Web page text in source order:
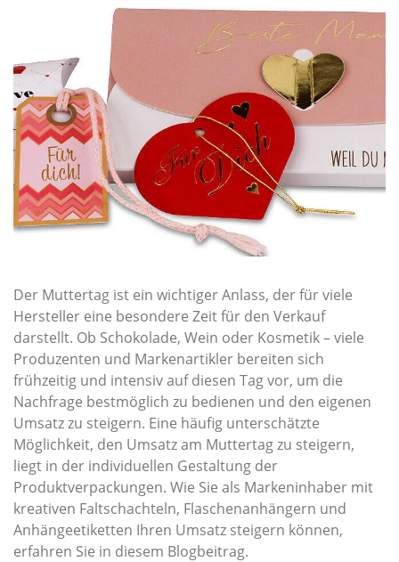
Der Muttertag ist ein wichtiger Anlass, der für viele
Hersteller eine besondere Zeit für den Verkauf
darstellt. Ob Schokolade, Wein oder Kosmetik – viele
Produzenten und Markenartikler bereiten sich
frühzeitig und intensiv auf diesen Tag vor, um die
Nachfrage bestmöglich zu bedienen und den eigenen
Umsatz zu steigern. Eine häufig unterschätzte
Möglichkeit, den Umsatz am Muttertag zu steigern,
liegt in der individuellen Gestaltung der
Produktverpackungen. Wie Sie als Markeninhaber mit
kreativen Faltschachteln, Flaschenanhängern und
Anhängeetiketten Ihren Umsatz steigern können,
erfahren Sie in diesem Blogbeitrag.